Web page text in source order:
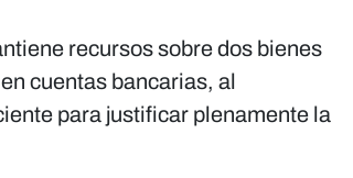
recursos sobre dos bienes
cuentas bancarias, al
para justificar plenamente la